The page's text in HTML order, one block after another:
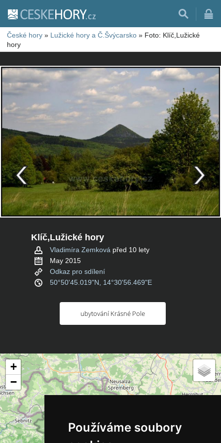
Používáme soubory
České hory » Lužické hory a Č.Švýcarsko » Foto: Klíč,Lužické
hory
Klíč,Lužické hory
Vladimíra Zemková před 10 lety
May 2015
Odkaz pro sdílení
50°50'45.019"N, 14°30'56.469"E
ubytování Krásné Pole
+
−